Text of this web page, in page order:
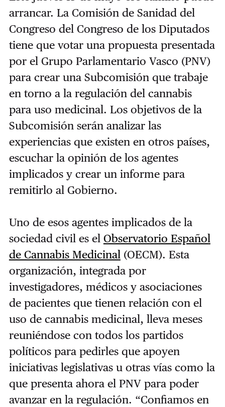
arrancar. La Comisión de Sanidad del
Congreso del Congreso de los Diputados
tiene que votar una propuesta presentada
por el Grupo Parlamentario Vasco (PNV)
para crear una Subcomisión que trabaje
en torno a la regulación del cannabis
para uso medicinal. Los objetivos de la
Subcomisión serán analizar las
experiencias que existen en otros países,
escuchar la opinión de los agentes
implicados y crear un informe para
remitirlo al Gobierno.
Uno de esos agentes implicados de la
sociedad civil es el Observatorio Español
de Cannabis Medicinal (OECM). Esta
organización, integrada por
investigadores, médicos y asociaciones
de pacientes que tienen relación con el
uso de cannabis medicinal, lleva meses
reuniéndose con todos los partidos
políticos para pedirles que apoyen
iniciativas legislativas u otras vías como la
que presenta ahora el PNV para poder
avanzar en la regulación. “Confiamos en